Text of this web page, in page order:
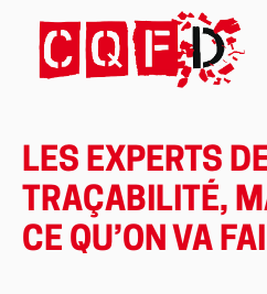
LES EXPERTS
TRAÇABILITÉ,
CE QU’ON VA